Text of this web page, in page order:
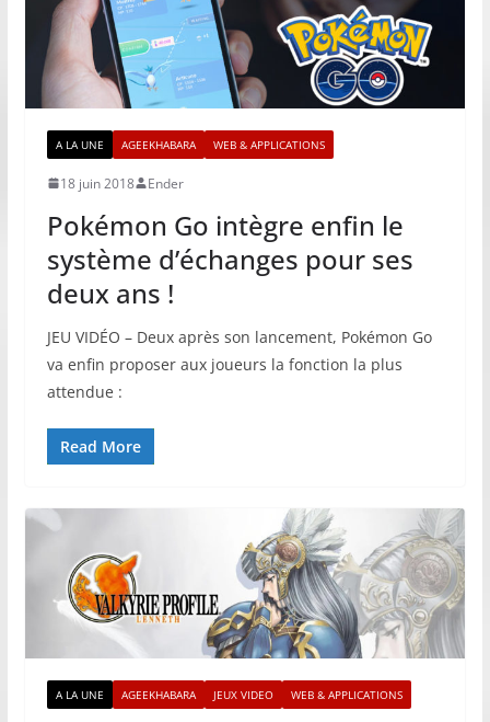
A LA UNE AGEEKHABARA WEB & APPLICATIONS
18 juin 2018 Ender
Pokémon Go intègre enfin le
système d’échanges pour ses
deux ans !
JEU VIDÉO – Deux après son lancement, Pokémon Go
va enfin proposer aux joueurs la fonction la plus
attendue :
Read More
A LA UNE AGEEKHABARA JEUX VIDEO WEB & APPLICATIONS